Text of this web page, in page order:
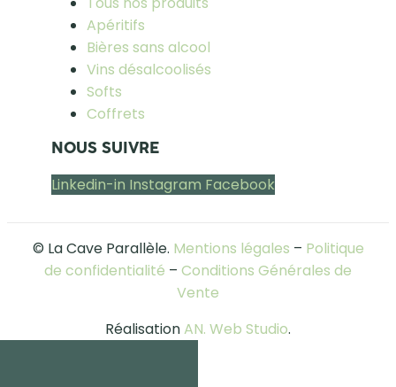
Apéritifs
Bières sans alcool
Vins désalcoolisés
Softs
Coffrets
NOUS SUIVRE
Linkedin-in Instagram Facebook
© La Cave Parallèle. Mentions légales – Politique
de confidentialité – Conditions Générales de
Vente
RéalisationAN. Web Studio.